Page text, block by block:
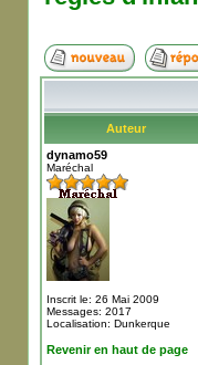
Auteur
dynamo59
Maréchal
Inscrit le: 26 Mai 2009
Messages: 2017
Localisation: Dunkerque
Revenir en haut de page